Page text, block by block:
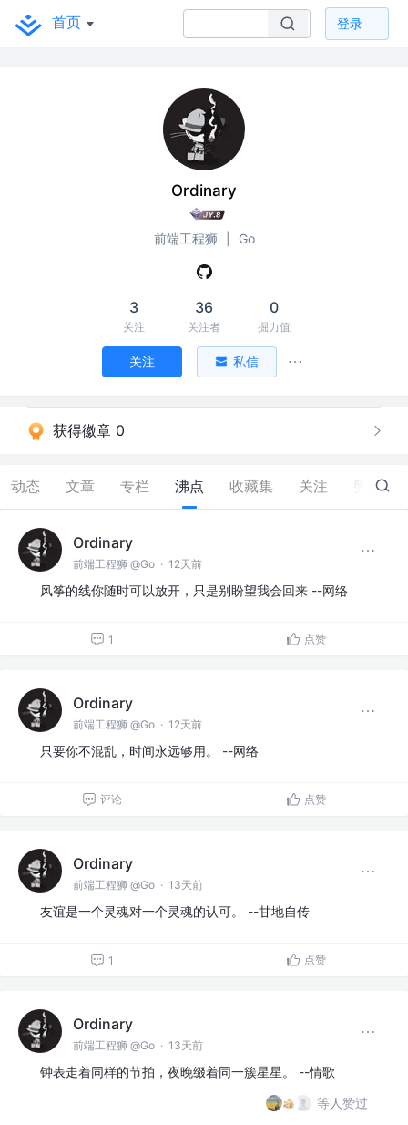
首页 登录
Ordinary
前端工程狮 Go
3
关注
36
关注者
0
掘力值
关注 私信
获得徽章 0
动态 文章 专栏 沸点 收藏集 关注 2.6K
Ordinary
前端工程狮 @Go · 12天前
风筝的线你随时可以放开，只是别盼望我会回来 --网络
1 点赞
Ordinary
前端工程狮 @Go · 12天前
只要你不混乱，时间永远够用。 --网络
评论 点赞
Ordinary
前端工程狮 @Go · 13天前
友谊是一个灵魂对一个灵魂的认可。 --甘地自传
1 点赞
Ordinary
前端工程狮 @Go · 13天前
钟表走着同样的节拍，夜晚缀着同一簇星星。 --情歌
等人赞过